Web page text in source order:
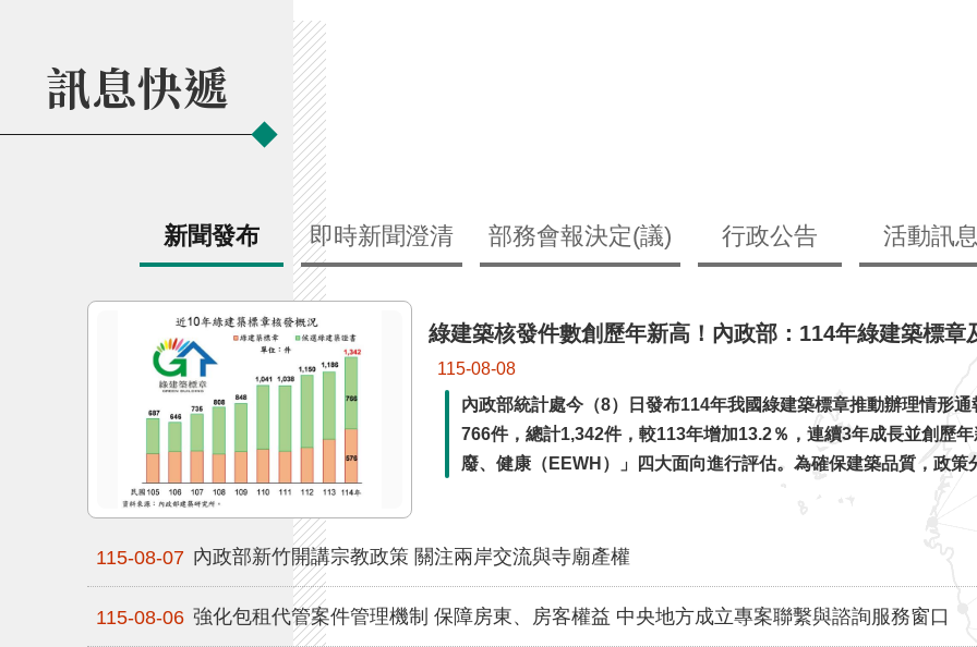
訊息快遞
新聞發布 即時新聞澄清 部務會報決定(議) 行政公告 活動訊
綠建築核發件數創歷年新高！內政部：114年綠建築標章
115-08-08
內政部統計處今（8）日發布114年我國綠建築標章推動辦理情形
766件，總計1,342件，較113年增加13.2％，連續3年成長並創歷
廢、健康（EEWH）」四大面向進行評估。為確保建築品質，政
115-08-07 內政部新竹開講宗教政策 關注兩岸交流與寺廟產權
115-08-06 強化包租代管案件管理機制 保障房東、房客權益 中央地方成立專案聯繫與諮詢服務窗口